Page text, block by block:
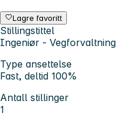
Lagre favoritt
Stillingstittel
Ingeniør - Vegforvaltning
Type ansettelse
Fast, deltid 100%
Antall stillinger
1